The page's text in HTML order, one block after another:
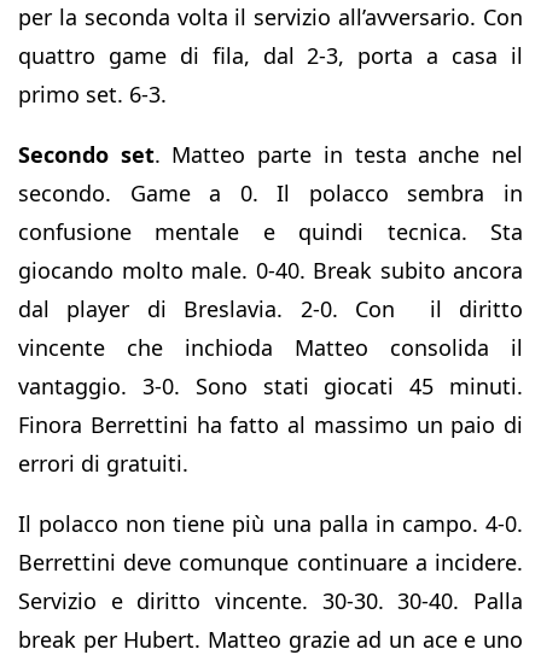
per la seconda volta il servizio all’avversario. Con
quattro game di fila, dal 2-3, porta a casa il
primo set. 6-3.
Secondo set. Matteo parte in testa anche nel
secondo. Game a 0. Il polacco sembra in
confusione mentale e quindi tecnica. Sta
giocando molto male. 0-40. Break subito ancora
dal player di Breslavia. 2-0. Con il diritto
vincente che inchioda Matteo consolida il
vantaggio. 3-0. Sono stati giocati 45 minuti.
Finora Berrettini ha fatto al massimo un paio di
errori di gratuiti.
Il polacco non tiene più una palla in campo. 4-0.
Berrettini deve comunque continuare a incidere.
Servizio e diritto vincente. 30-30. 30-40. Palla
break per Hubert. Matteo grazie ad un ace e uno